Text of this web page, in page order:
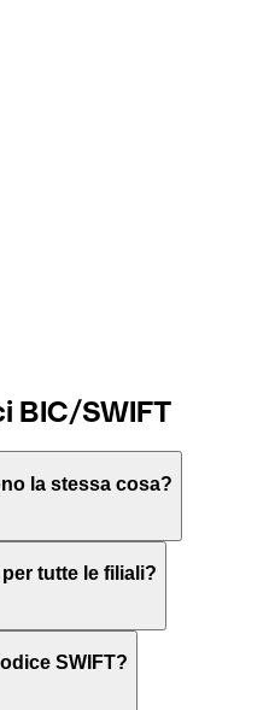
BIC/SWIFT
la stessa cosa?
for Worldwide
tra diversi Paesi.
Code” ed è una
tutte le filiali?
casi le banche utilizzano
SWIFT?